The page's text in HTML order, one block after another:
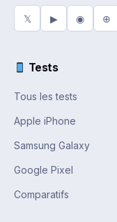
𝕏 ▶ ◉ ⊕
Tests
Tous les tests
Apple iPhone
Samsung Galaxy
Google Pixel
Comparatifs